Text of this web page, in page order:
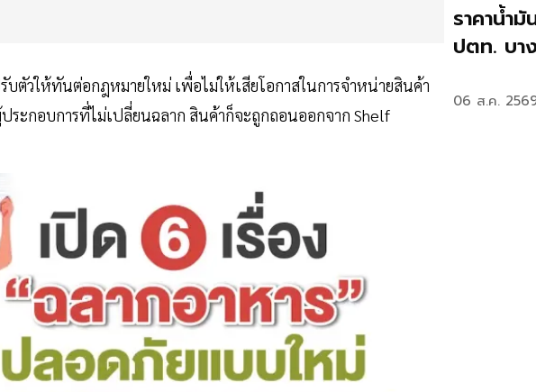
ตัวให้ทันต่อกฎหมายใหม่ เพื่อไม่ให้เสียโอกาสในการจำหน่ายสินค้า
ระกอบการที่ไม่เปลี่ยนฉลาก สินค้าก็จะถูกถอนออกจาก Shelf
ราคาน้ำ
ปตท. บา
06 ส.ค.